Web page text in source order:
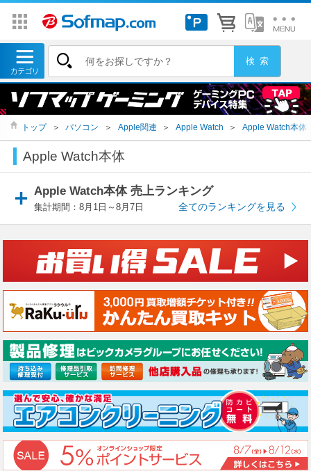
トップ ＞ パソコン ＞ Apple関連 ＞ Apple Watch ＞ Apple Watch本体
Apple Watch本体
Apple Watch本体 売上ランキング
集計期間：8月1日～8月7日 全てのランキングを見る